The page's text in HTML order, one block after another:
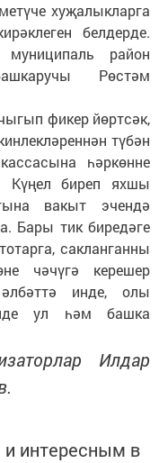
хуҗалыкларга
белдерде.
район
Рөстәм
фикер йөртсәк,
түбән
һәркөнне
Күңел биреп яхшы
вакыт эчендә
Бары тик биредәге
сакланганны
чәчүгә керешер
инде, олы
ул һәм башка
Илдар
интересным в